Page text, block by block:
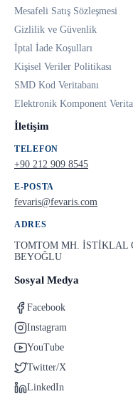
Mesafeli Satış Sözleşmesi
Gizlilik ve Güvenlik
İptal İade Koşulları
Kişisel Veriler Politikası
SMD Kod Veritabanı
Elektronik Komponent
İletişim
TELEFON
+90 212 909 8545
E-POSTA
fevaris@fevaris.com
ADRES
TOMTOM MH. İSTİKLAL
BEYOĞLU
Sosyal Medya
Facebook
Instagram
YouTube
Twitter/X
LinkedIn